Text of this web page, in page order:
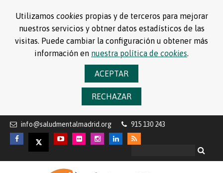
Utilizamos cookies propias y de terceros para mejorar
nuestros servicios y obtner datos estadísticos de las
visitas. Puede cambiar la configuración u obtener más
información en nuestra política de cookies.
ACEPTAR
RECHAZAR
info@saludmentalmadrid.org 915 130 243